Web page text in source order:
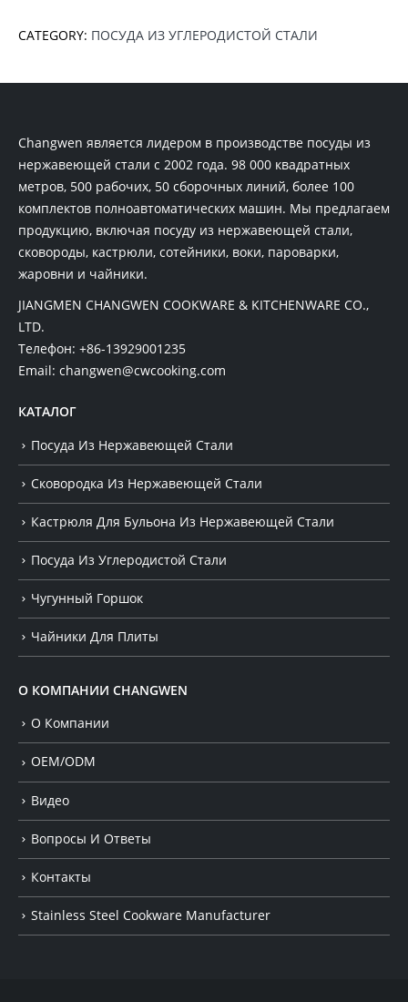
CATEGORY: ПОСУДА ИЗ УГЛЕРОДИСТОЙ СТАЛИ
Changwen является лидером в производстве посуды из
нержавеющей стали с 2002 года. 98 000 квадратных
метров, 500 рабочих, 50 сборочных линий, более 100
комплектов полноавтоматических машин. Мы предлагаем
продукцию, включая посуду из нержавеющей стали,
сковороды, кастрюли, сотейники, воки, пароварки,
жаровни и чайники.
JIANGMEN CHANGWEN COOKWARE & KITCHENWARE CO.,
LTD.
Телефон: +86-13929001235
Email: changwen@cwcooking.com
КАТАЛОГ
Посуда Из Нержавеющей Стали
Сковородка Из Нержавеющей Стали
Кастрюля Для Бульона Из Нержавеющей Стали
Посуда Из Углеродистой Стали
Чугунный Горшок
Чайники Для Плиты
О КОМПАНИИ CHANGWEN
О Компании
OEM/ODM
Видео
Вопросы И Ответы
Контакты
Stainless Steel Cookware Manufacturer